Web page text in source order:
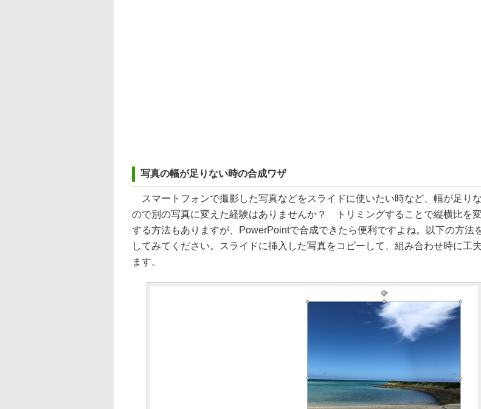
写真の幅が足りない時の合成ワザ
スマートフォンで撮影した写真などをスライドに使いたい時など、幅が足り
ので別の写真に変えた経験はありませんか？ トリミングすることで縦横比を
する方法もありますが、PowerPointで合成できたら便利ですよね。以下の方法
してみてください。スライドに挿入した写真をコピーして、組み合わせ時に工
ます。